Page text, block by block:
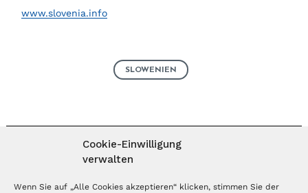
Cookie-Einwilligung
verwalten
Wenn Sie auf „Alle Cookies akzeptieren“ klicken, stimmen Sie der
www.slovenia.info
SLOWENIEN
MAGAZIN ABONNIEREN